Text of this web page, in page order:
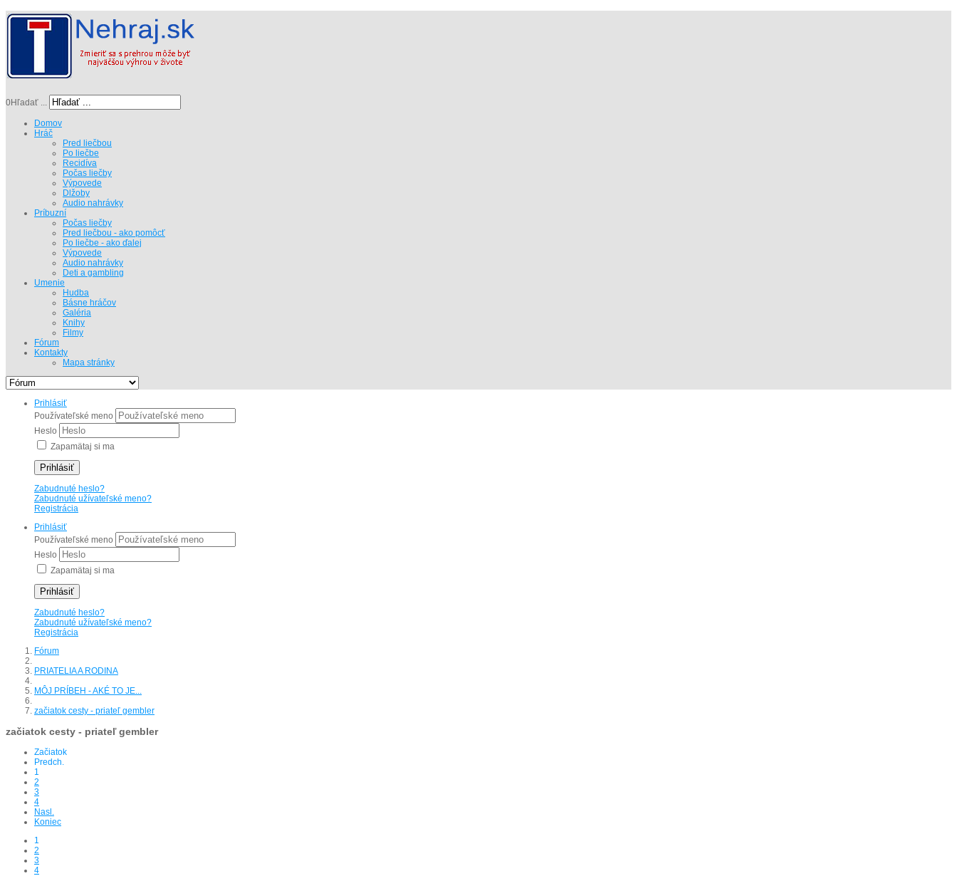
0Hľadať ...
Domov
Hráč
Pred liečbou
Po liečbe
Recidíva
Počas liečby
Výpovede
Dlžoby
Audio nahrávky
Príbuzní
Počas liečby
Pred liečbou - ako pomôcť
Po liečbe - ako ďalej
Výpovede
Audio nahrávky
Deti a gambling
Umenie
Hudba
Básne hráčov
Galéria
Knihy
Filmy
Fórum
Kontakty
Mapa stránky
Prihlásiť
Používateľské meno
Heslo
Zapamätaj si ma
Prihlásiť
Zabudnuté heslo?
Zabudnuté užívateľské meno?
Registrácia
Prihlásiť
Používateľské meno
Heslo
Zapamätaj si ma
Prihlásiť
Zabudnuté heslo?
Zabudnuté užívateľské meno?
Registrácia
Fórum
PRIATELIA A RODINA
MÔJ PRÍBEH - AKÉ TO JE...
začiatok cesty - priateľ gembler
začiatok cesty - priateľ gembler
Začiatok
Predch.
1
2
3
4
Nasl.
Koniec
1
2
3
4